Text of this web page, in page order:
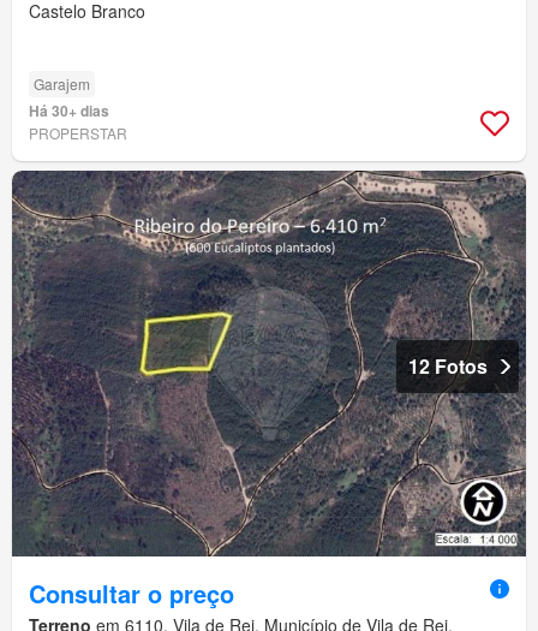
Castelo Branco
Garajem
Há 30+ dias
PROPERSTAR
12 Fotos
Consultar o preço
Terreno em 6110, Vila de Rei, Município de Vila de Rei,